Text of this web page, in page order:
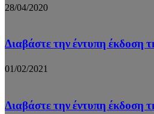
28/04/2020
Διαβάστε την έντυπη έκδοση
01/02/2021
Διαβάστε την έντυπη έκδοση